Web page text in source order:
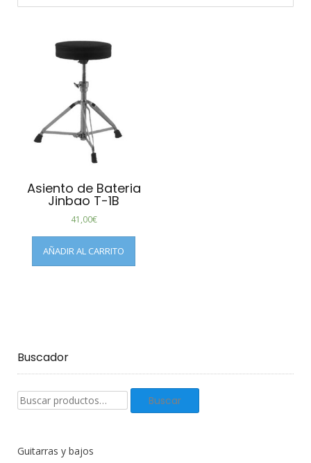
Asiento de Bateria
Jinbao T-1B
41,00€
AÑADIR AL CARRITO
Buscador
Buscar
productos:
Buscar
Guitarras y bajos